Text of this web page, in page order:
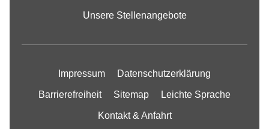
Unsere Stellenangebote
Impressum Datenschutzerklärung
Barrierefreiheit Sitemap Leichte Sprache
Kontakt & Anfahrt